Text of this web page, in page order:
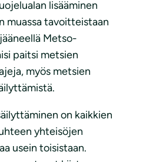
lisääminen
muassa tavoitteistaan
Metso-
paitsi metsien
myös metsien
on kaikkien
yhteisöjen
usein toisistaan.